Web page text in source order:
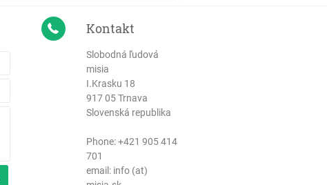
Kontakt
Slobodná ľudová
misia
I.Krasku 18
917 05 Trnava
Slovenská republika
Phone:+421 905 414
701
email: info (at)